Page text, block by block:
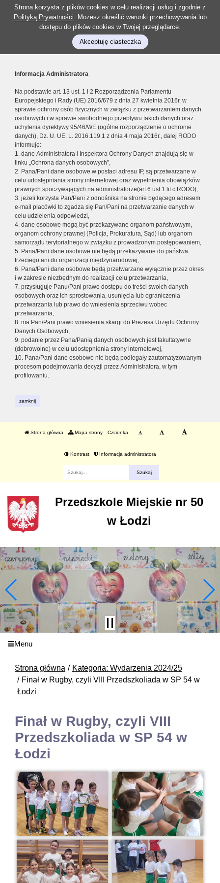
Strona korzysta z plików cookies w celu realizacji usług i zgodnie z
Polityką Prywatności. Możesz określić warunki przechowywania lub
dostępu do plików cookies w Twojej przeglądarce.
Akceptuję ciasteczka
Informacja Administratora
Na podstawie art. 13 ust. 1 i 2 Rozporządzenia Parlamentu
Europejskiego i Rady (UE) 2016/679 z dnia 27 kwietnia 2016r. w
sprawie ochrony osób fizycznych w związku z przetwarzaniem danych
osobowych i w sprawie swobodnego przepływu takich danych oraz
uchylenia dyrektywy 95/46/WE (ogólne rozporządzenie o ochronie
danych), Dz. U. UE. L. 2016.119.1 z dnia 4 maja 2016r., dalej RODO
informuję:
1. dane Administratora i Inspektora Ochrony Danych znajdują się w
linku „Ochrona danych osobowych”,
2. Pana/Pani dane osobowe w postaci adresu IP, są przetwarzane w
celu udostępniania strony internetowej oraz wypełnienia obowiązków
prawnych spoczywających na administratorze(art.6 ust.1 lit.c RODO),
3. jeżeli korzysta Pan/Pani z odnośnika na stronie będącego adresem
e-mail placówki to zgadza się Pan/Pani na przetwarzanie danych w
celu udzielenia odpowiedzi,
4. dane osobowe mogą być przekazywane organom państwowym,
organom ochrony prawnej (Policja, Prokuratura, Sąd) lub organom
samorządu terytorialnego w związku z prowadzonym postępowaniem,
5. Pana/Pani dane osobowe nie będą przekazywane do państwa
trzeciego ani do organizacji międzynarodowej,
6. Pana/Pani dane osobowe będą przetwarzane wyłącznie przez okres
i w zakresie niezbędnym do realizacji celu przetwarzania,
7. przysługuje Panu/Pani prawo dostępu do treści swoich danych
osobowych oraz ich sprostowania, usunięcia lub ograniczenia
przetwarzania lub prawo do wniesienia sprzeciwu wobec
przetwarzania,
8. ma Pan/Pani prawo wniesienia skargi do Prezesa Urzędu Ochrony
Danych Osobowych,
9. podanie przez Pana/Panią danych osobowych jest fakultatywne
(dobrowolne) w celu udostępnienia strony internetowej,
10. Pana/Pani dane osobowe nie będą podlegały zautomatyzowanym
procesom podejmowania decyzji przez Administratora, w tym
profilowaniu.
zamknij
Strona główna Mapa strony Czcionka
Kontrast Informacja administratora
Przedszkole Miejskie nr 50
w Łodzi
Menu
Strona główna
Kategoria: Wydarzenia 2024/25
Finał w Rugby, czyli VIII Przedszkoliada w SP 54 w
Łodzi
Finał w Rugby, czyli VIII
Przedszkoliada w SP 54 w
Łodzi